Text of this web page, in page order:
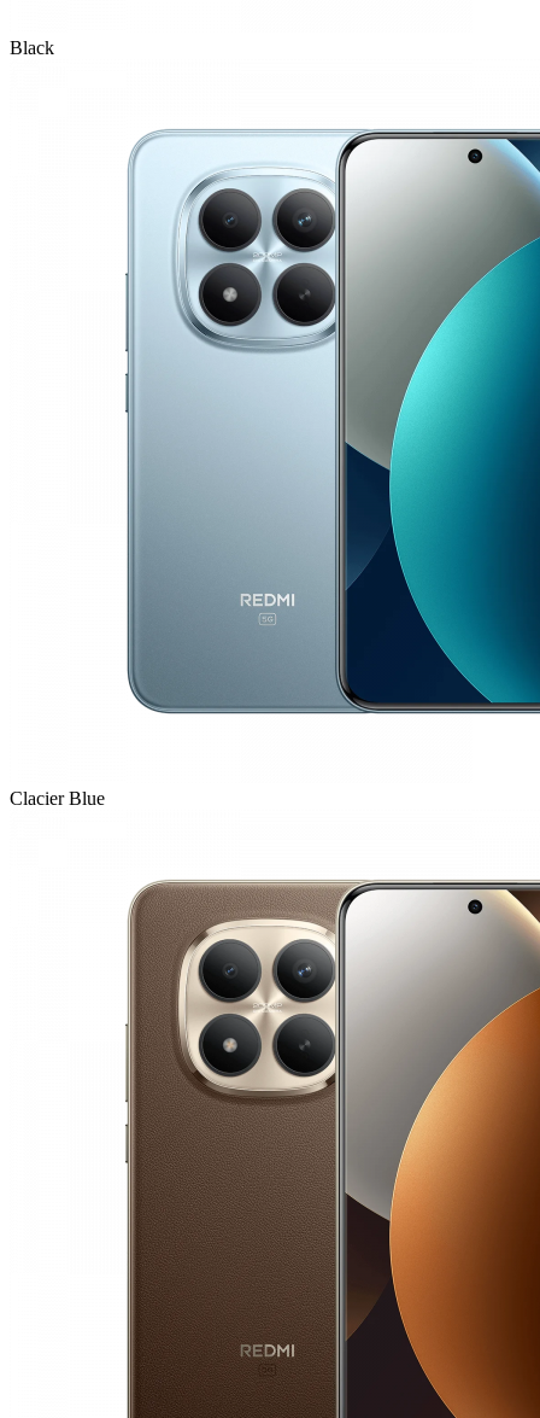
Black
Clacier Blue